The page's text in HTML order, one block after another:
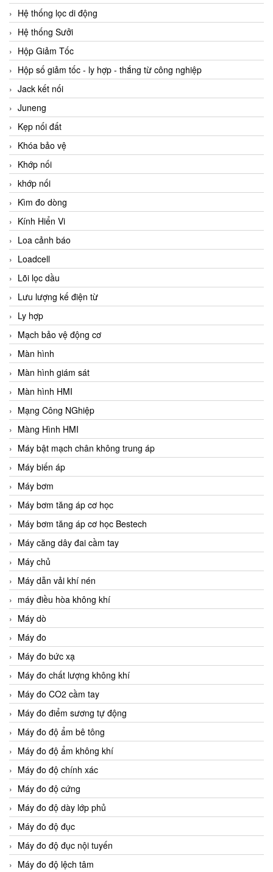
Hệ thống lọc di động
Hệ thống Sưởi
Hộp Giảm Tốc
Hộp số giảm tốc - ly hợp - thắng từ công nghiệp
Jack kết nối
Juneng
Kẹp nối đất
Khóa bảo vệ
Khớp nối
khớp nối
Kìm đo dòng
Kính Hiển Vi
Loa cảnh báo
Loadcell
Lõi lọc dầu
Lưu lượng kế điện từ
Ly hợp
Mạch bảo vệ động cơ
Màn hình
Màn hình giám sát
Màn hình HMI
Mạng Công NGhiệp
Màng Hình HMI
Máy bật mạch chân không trung áp
Máy biến áp
Máy bơm
Máy bơm tăng áp cơ học
Máy bơm tăng áp cơ học Bestech
Máy căng dây đai cầm tay
Máy chủ
Máy dẫn vải khí nén
máy điều hòa không khí
Máy dò
Máy đo
Máy đo bức xạ
Máy đo chất lượng không khí
Máy đo CO2 cầm tay
Máy đo điểm sương tự động
Máy đo độ ẩm bê tông
Máy đo độ ẩm không khí
Máy đo độ chính xác
Máy đo độ cứng
Máy đo độ dày lớp phủ
Máy đo độ đục
Máy đo độ đục nội tuyến
Máy đo độ lệch tâm